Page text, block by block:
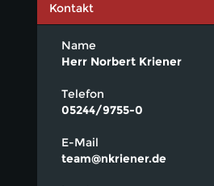
Kontakt
Name
Herr Norbert Kriener
Telefon
05244/9755-0
E-Mail
team@nkriener.de